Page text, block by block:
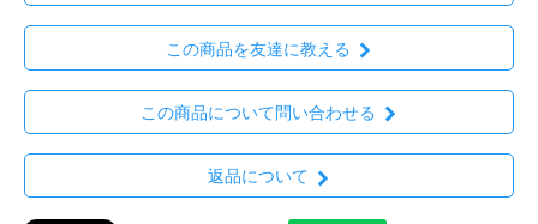
この商品を友達に教える
この商品について問い合わせる
返品について